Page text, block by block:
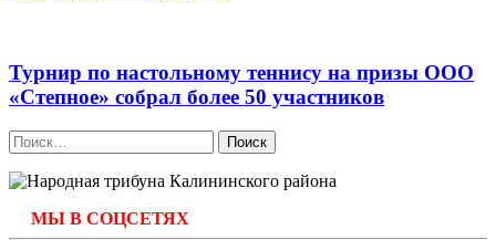
Турнир по настольному теннису на призы ООО
«Степное» собрал более 50 участников
Найти:
МЫ В СОЦСЕТЯХ